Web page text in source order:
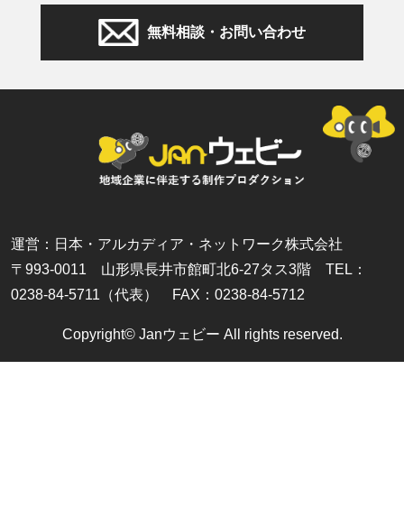
無料相談・お問い合わせ
運営：日本・アルカディア・ネットワーク株式会社
〒993-0011 山形県長井市館町北6-27タス3階 TEL：
0238-84-5711（代表） FAX：0238-84-5712
Copyright© Janウェビー All rights reserved.